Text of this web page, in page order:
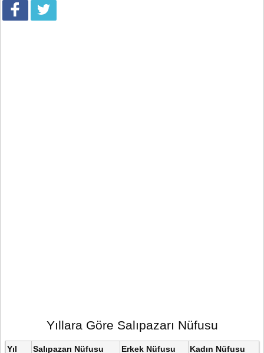
Yıllara Göre Salıpazarı Nüfusu
Yıl Salıpazarı Nüfusu Erkek Nüfusu
Kadın Nüfusu